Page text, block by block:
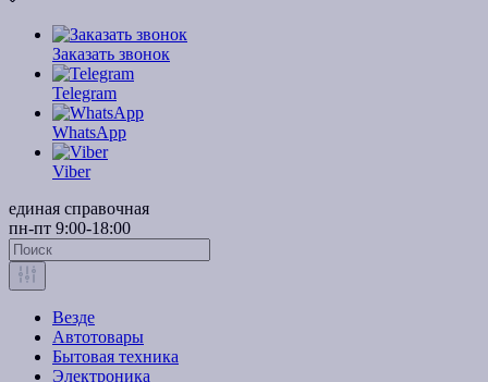
Заказать звонок
Telegram
WhatsApp
Viber
единая справочная
пн-пт 9:00-18:00
Везде
Автотовары
Бытовая техника
Электроника